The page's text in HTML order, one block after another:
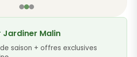
Jardiner Malin
saison + offres exclusives